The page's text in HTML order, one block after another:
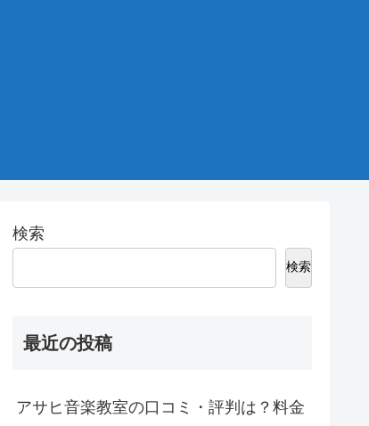
検索
検索
最近の投稿
アサヒ音楽教室の口コミ・評判は？料金